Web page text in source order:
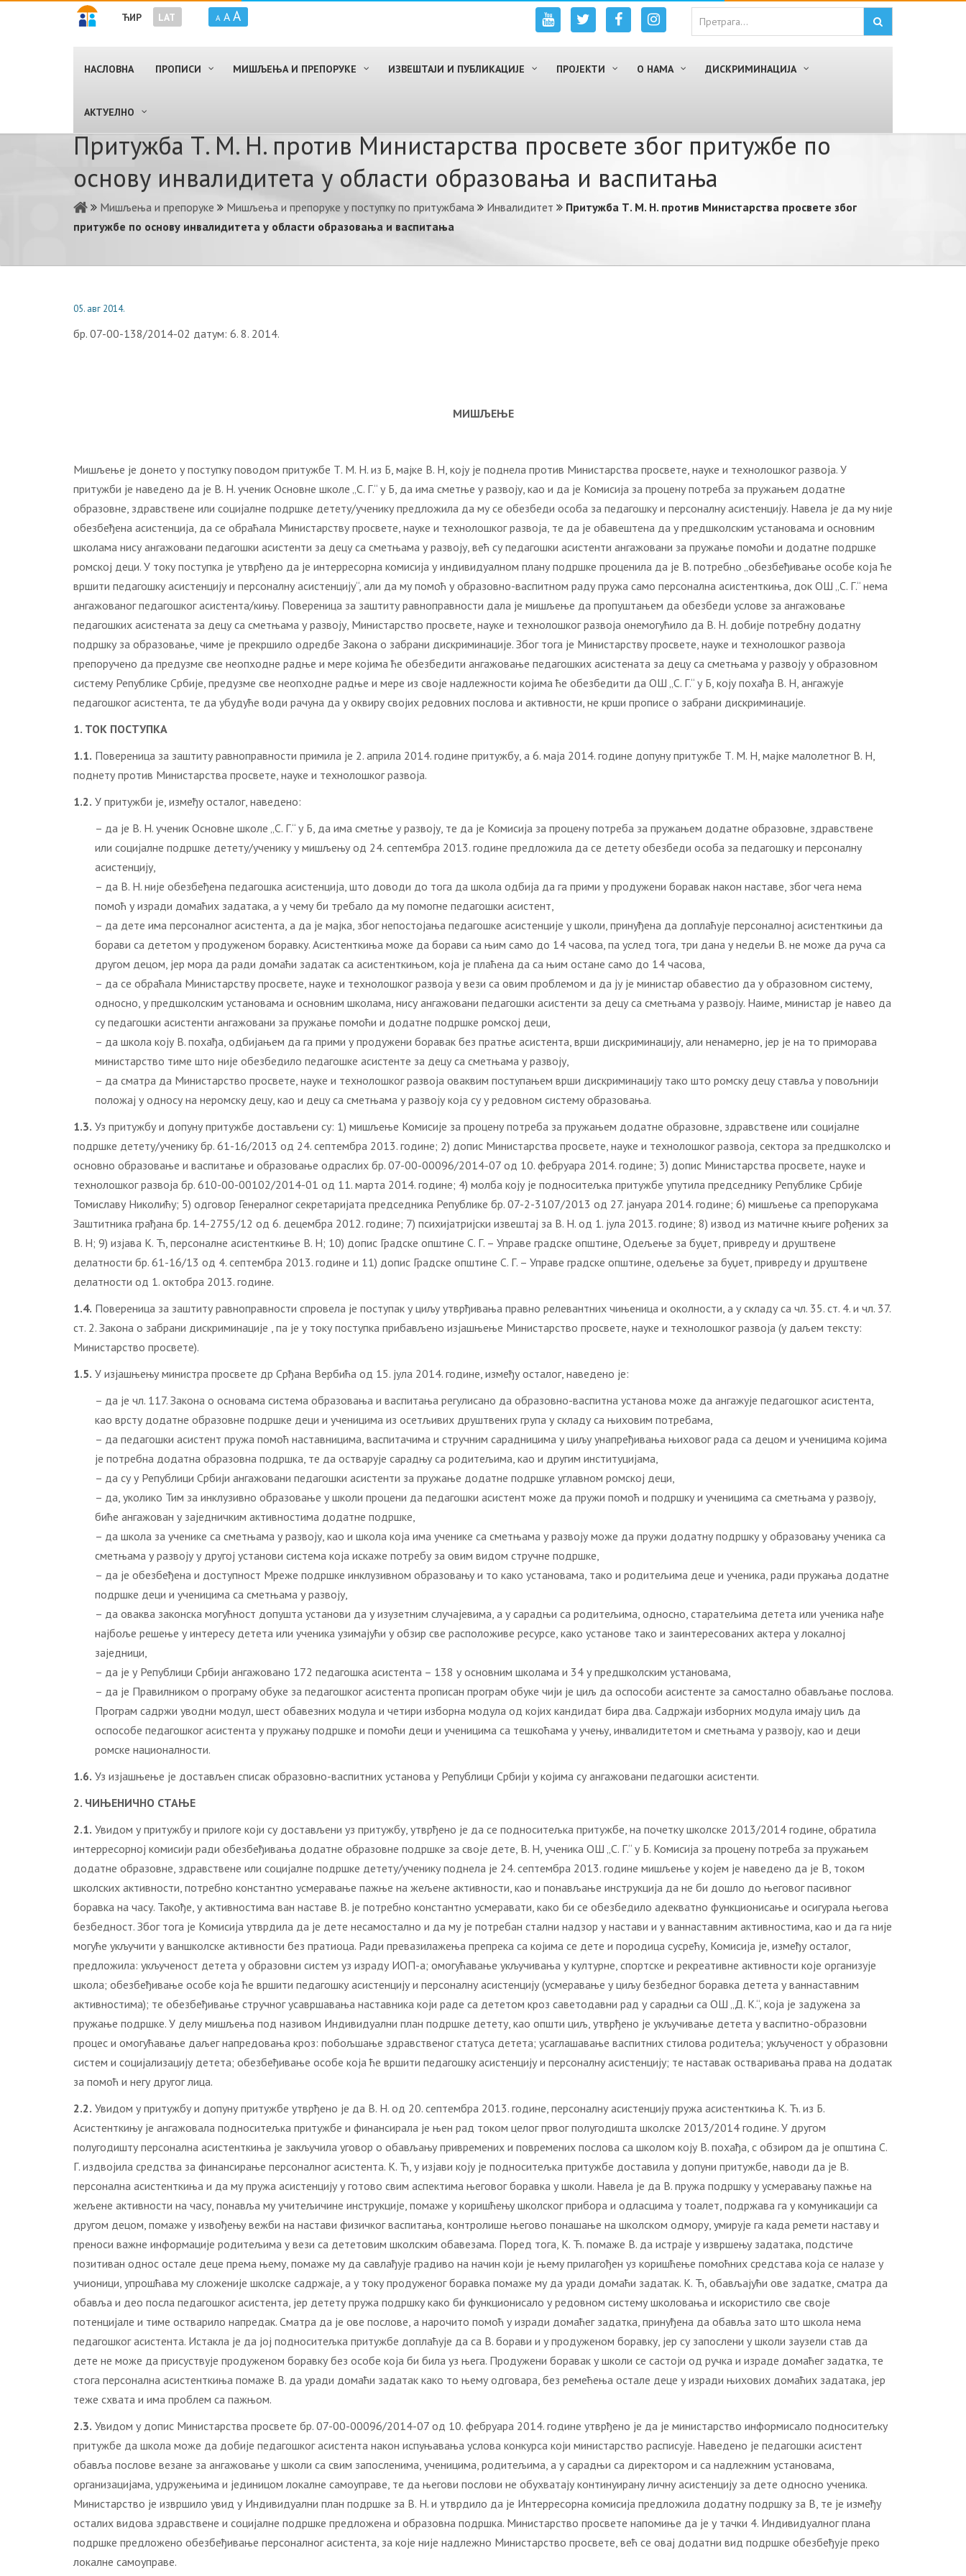
ЋИР LAT A A A
НАСЛОВНА ПРОПИСИ МИШЉЕЊА И ПРЕПОРУКЕ ИЗВЕШТАЈИ И ПУБЛИКАЦИЈЕ ПРОЈЕКТИ О НАМА ДИСКРИМИНАЦИЈА
AКТУЕЛНО
Притужба Т. М. Н. против Министарства просвете због притужбе по
основу инвалидитета у области образовања и васпитања
Мишљења и препоруке Мишљења и препоруке у поступку по притужбама Инвалидитет
Притужба Т. М. Н. против Министарства просвете због
притужбе по основу инвалидитета у области образовања и васпитања
05. авг 2014.
бр. 07-00-138/2014-02 датум: 6. 8. 2014.
МИШЉЕЊЕ
Мишљење је донето у поступку поводом притужбе Т. М. Н. из Б, мајке В. Н, коју је поднела против Министарства просвете, науке и технолошког развоја. У
притужби је наведено да је В. Н. ученик Основне школе „С. Г.“ у Б, да има сметње у развоју, као и да је Комисија за процену потреба за пружањем додатне
образовне, здравствене или социјалне подршке детету/ученику предложила да му се обезбеди особа за педагошку и персоналну асистенцију. Навела је да му није
обезбеђена асистенција, да се обраћала Министарству просвете, науке и технолошког развоја, те да је обавештена да у предшколским установама и основним
школама нису ангажовани педагошки асистенти за децу са сметњама у развоју, већ су педагошки асистенти ангажовани за пружање помоћи и додатне подршке
ромској деци. У току поступка је утврђено да је интерресорна комисија у индивидуалном плану подршке проценила да је В. потребно „обезбеђивање особе која ће
вршити педагошку асистенцију и персоналну асистенцију“, али да му помоћ у образовно-васпитном раду пружа само персонална асистенткиња, док ОШ „С. Г.“ нема
ангажованог педагошког асистента/кињу. Повереница за заштиту равноправности дала је мишљење да пропуштањем да обезбеди услове за ангажовање
педагошких асистената за децу са сметњама у развоју, Министарство просвете, науке и технолошког развоја онемогућило да В. Н. добије потребну додатну
подршку за образовање, чиме је прекршило одредбе Закона о забрани дискриминације. Због тога је Министарству просвете, науке и технолошког развоја
препоручено да предузме све неопходне радње и мере којима ће обезбедити ангажовање педагошких асистената за децу са сметњама у развоју у образовном
систему Републике Србије, предузме све неопходне радње и мере из своје надлежности којима ће обезбедити да ОШ „С. Г.“ у Б, коју похађа В. Н, ангажује
педагошког асистента, те да убудуће води рачуна да у оквиру својих редовних послова и активности, не крши прописе о забрани дискриминације.
1. ТОК ПОСТУПКА
1.1. Повереница за заштиту равноправности примила је 2. априла 2014. године притужбу, а 6. маја 2014. године допуну притужбе Т. М. Н, мајке малолетног В. Н,
поднету против Министарства просвете, науке и технолошког развоја.
1.2. У притужби је, између осталог, наведено:
– да је В. Н. ученик Основне школе „С. Г.“ у Б, да има сметње у развоју, те да је Комисија за процену потреба за пружањем додатне образовне, здравствене
или социјалне подршке детету/ученику у мишљењу од 24. септембра 2013. године предложила да се детету обезбеди особа за педагошку и персоналну
асистенцију,
– да В. Н. није обезбеђена педагошка асистенција, што доводи до тога да школа одбија да га прими у продужени боравак након наставе, због чега нема
помоћ у изради домаћих задатака, а у чему би требало да му помогне педагошки асистент,
– да дете има персоналног асистента, а да је мајка, због непостојања педагошке асистенције у школи, принуђена да доплаћује персоналној асистенткињи да
борави са дететом у продуженом боравку. Асистенткиња може да борави са њим само до 14 часова, па услед тога, три дана у недељи В. не може да руча са
другом децом, јер мора да ради домаћи задатак са асистенткињом, која је плаћена да са њим остане само до 14 часова,
– да се обраћала Министарству просвете, науке и технолошког развоја у вези са овим проблемом и да ју је министар обавестио да у образовном систему,
односно, у предшколским установама и основним школама, нису ангажовани педагошки асистенти за децу са сметњама у развоју. Наиме, министар је навео да
су педагошки асистенти ангажовани за пружање помоћи и додатне подршке ромској деци,
– да школа коју В. похађа, одбијањем да га прими у продужени боравак без пратње асистента, врши дискриминацију, али ненамерно, јер је на то приморава
министарство тиме што није обезбедило педагошке асистенте за децу са сметњама у развоју,
– да сматра да Министарство просвете, науке и технолошког развоја оваквим поступањем врши дискриминацију тако што ромску децу ставља у повољнији
положај у односу на неромску децу, као и децу са сметњама у развоју која су у редовном систему образовања.
1.3. Уз притужбу и допуну притужбе достављени су: 1) мишљење Комисије за процену потреба за пружањем додатне образовне, здравствене или социјалне
подршке детету/ученику бр. 61-16/2013 од 24. септембра 2013. године; 2) допис Министарства просвете, науке и технолошког развоја, сектора за предшколско и
основно образовање и васпитање и образовање одраслих бр. 07-00-00096/2014-07 од 10. фебруара 2014. године; 3) допис Министарства просвете, науке и
технолошког развоја бр. 610-00-00102/2014-01 од 11. марта 2014. године; 4) молба коју је подноситељка притужбе упутила председнику Републике Србије
Томиславу Николићу; 5) одговор Генералног секретаријата председника Републике бр. 07-2-3107/2013 од 27. јануара 2014. године; 6) мишљење са препорукама
Заштитника грађана бр. 14-2755/12 од 6. децембра 2012. године; 7) психијатријски извештај за В. Н. од 1. јула 2013. године; 8) извод из матичне књиге рођених за
В. Н; 9) изјава К. Ћ, персоналне асистенткиње В. Н; 10) допис Градске општине С. Г. – Управе градске општине, Одељење за буџет, привреду и друштвене
делатности бр. 61-16/13 од 4. септембра 2013. године и 11) допис Градске општине С. Г. – Управе градске општине, одељење за буџет, привреду и друштвене
делатности од 1. октобра 2013. године.
1.4. Повереница за заштиту равноправности спровела је поступак у циљу утврђивања правно релевантних чињеница и околности, a у складу са чл. 35. ст. 4. и чл. 37.
ст. 2. Закона о забрани дискриминације , па је у току поступка прибављено изјашњење Министарство просвете, науке и технолошког развоја (у даљем тексту:
Министарство просвете).
1.5. У изјашњењу министра просвете др Срђана Вербића од 15. јула 2014. године, између осталог, наведено је:
– да је чл. 117. Закона о основама система образовања и васпитања регулисано да образовно-васпитна установа може да ангажује педагошког асистента,
као врсту додатне образовне подршке деци и ученицима из осетљивих друштвених група у складу са њиховим потребама,
– да педагошки асистент пружа помоћ наставницима, васпитачима и стручним сарадницима у циљу унапређивања њиховог рада са децом и ученицима којима
је потребна додатна образовна подршка, те да остварује сарадњу са родитељима, као и другим институцијама,
– да су у Републици Србији ангажовани педагошки асистенти за пружање додатне подршке углавном ромској деци,
– да, уколико Тим за инклузивно образовање у школи процени да педагошки асистент може да пружи помоћ и подршку и ученицима са сметњама у развоју,
биће ангажован у заједничким активностима додатне подршке,
– да школа за ученике са сметњама у развоју, као и школа која има ученике са сметњама у развоју може да пружи додатну подршку у образовању ученика са
сметњама у развоју у другој установи система која искаже потребу за овим видом стручне подршке,
– да је обезбеђена и доступност Мреже подршке инклузивном образовању и то како установама, тако и родитељима деце и ученика, ради пружања додатне
подршке деци и ученицима са сметњама у развоју,
– да оваква законска могућност допушта установи да у изузетним случајевима, а у сарадњи са родитељима, односно, старатељима детета или ученика нађе
најбоље решење у интересу детета или ученика узимајући у обзир све расположиве ресурсе, како установе тако и заинтересованих актера у локалној
заједници,
– да је у Републици Србији ангажовано 172 педагошка асистента – 138 у основним школама и 34 у предшколским установама,
– да је Правилником о програму обуке за педагошког асистента прописан програм обуке чији је циљ да оспособи асистенте за самостално обављање послова.
Програм садржи уводни модул, шест обавезних модула и четири изборна модула од којих кандидат бира два. Садржаји изборних модула имају циљ да
оспособе педагошког асистента у пружању подршке и помоћи деци и ученицима са тешкоћама у учењу, инвалидитетом и сметњама у развоју, као и деци
ромске националности.
1.6. Уз изјашњење је достављен списак образовно-васпитних установа у Републици Србији у којима су ангажовани педагошки асистенти.
2. ЧИЊЕНИЧНО СТАЊЕ
2.1. Увидом у притужбу и прилоге који су достављени уз притужбу, утврђено је да се подноситељка притужбе, на почетку школске 2013/2014 године, обратила
интерресорној комисији ради обезбеђивања додатне образовне подршке за своје дете, В. Н, ученика ОШ „С. Г.“ у Б. Комисија за процену потреба за пружањем
додатне образовне, здравствене или социјалне подршке детету/ученику поднела је 24. септембра 2013. године мишљење у којем је наведено да је В, током
школских активности, потребно константно усмеравање пажње на жељене активности, као и понављање инструкција да не би дошло до његовог пасивног
боравка на часу. Такође, у активностима ван наставе В. је потребно константно усмеравати, како би се обезбедило адекватно функционисање и осигурала његова
безбедност. Због тога је Комисија утврдила да је дете несамостално и да му је потребан стални надзор у настави и у ваннаставним активностима, као и да га није
могуће укључити у ваншколске активности без пратиоца. Ради превазилажења препрека са којима се дете и породица сусрећу, Комисија је, између осталог,
предложила: укљученост детета у образовни систем уз израду ИОП-а; омогућавање укључивања у културне, спортске и рекреативне активности које организује
школа; обезбеђивање особе која ће вршити педагошку асистенцију и персоналну асистенцију (усмеравање у циљу безбедног боравка детета у ваннаставним
активностима); те обезбеђивање стручног усавршавања наставника који раде са дететом кроз саветодавни рад у сарадњи са ОШ „Д. К.“, која је задужена за
пружање подршке. У делу мишљења под називом Индивидуални план подршке детету, као општи циљ, утврђено је укључивање детета у васпитно-образовни
процес и омогућавање даљег напредовања кроз: побољшање здравственог статуса детета; усаглашавање васпитних стилова родитеља; укљученост у образовни
систем и социјализацију детета; обезбеђивање особе која ће вршити педагошку асистенцију и персоналну асистенцију; те наставак остваривања права на додатак
за помоћ и негу другог лица.
2.2. Увидом у притужбу и допуну притужбе утврђено је да В. Н. од 20. септембра 2013. године, персоналну асистенцију пружа асистенткиња К. Ћ. из Б.
Асистенткињу је ангажовала подноситељка притужбе и финансирала је њен рад током целог првог полугодишта школске 2013/2014 године. У другом
полугодишту персонална асистенткиња је закључила уговор о обављању привремених и повремених послова са школом коју В. похађа, с обзиром да је општина С.
Г. издвојила средства за финансирање персоналног асистента. К. Ћ, у изјави коју је подноситељка притужбе доставила у допуни притужбе, наводи да је В.
персонална асистенткиња и да му пружа асистенцију у готово свим аспектима његовог боравка у школи. Навела је да В. пружа подршку у усмеравању пажње на
жељене активности на часу, понавља му учитељичине инструкције, помаже у коришћењу школског прибора и одласцима у тоалет, подржава га у комуникацији са
другом децом, помаже у извођењу вежби на настави физичког васпитања, контролише његово понашање на школском одмору, умирује га када ремети наставу и
преноси важне информације родитељима у вези са дететовим школским обавезама. Поред тога, К. Ћ. помаже В. да истраје у извршењу задатака, подстиче
позитиван однос остале деце према њему, помаже му да савлађује градиво на начин који је њему прилагођен уз коришћење помоћних средстава која се налазе у
учионици, упрошћава му сложеније школске садржаје, а у току продуженог боравка помаже му да уради домаћи задатак. К. Ћ, обављајући ове задатке, сматра да
обавља и део посла педагошког асистента, јер детету пружа подршку како би функционисало у редовном систему школовања и искористило све своје
потенцијале и тиме остварило напредак. Сматра да је ове послове, а нарочито помоћ у изради домаћег задатка, принуђена да обавља зато што школа нема
педагошког асистента. Истакла је да јој подноситељка притужбе доплаћује да са В. борави и у продуженом боравку, јер су запослени у школи заузели став да
дете не може да присуствује продуженом боравку без особе која би била уз њега. Продужени боравак у школи се састоји од ручка и израде домаћег задатка, те
стога персонална асистенткиња помаже В. да уради домаћи задатак како то њему одговара, без ремећења остале деце у изради њихових домаћих задатака, јер
теже схвата и има проблем са пажњом.
2.3. Увидом у допис Министарства просвете бр. 07-00-00096/2014-07 од 10. фебруара 2014. године утврђено је да је министарство информисало подноситељку
притужбе да школа може да добије педагошког асистента након испуњавања услова конкурса који министарство расписује. Наведено је педагошки асистент
обавља послове везане за ангажовање у школи са свим запосленима, ученицима, родитељима, а у сарадњи са директором и са надлежним установама,
организацијама, удружењима и јединицом локалне самоуправе, те да његови послови не обухватају континуирану личну асистенцију за дете односно ученика.
Министарство је извршило увид у Индивидуални план подршке за В. Н. и утврдило да је Интерресорна комисија предложила додатну подршку за В, те је између
осталих видова здравствене и социјалне подршке предложена и образовна подршка. Министарство просвете напомиње да је у тачки 4. Индивидуалног плана
подршке предложено обезбеђивање персоналног асистента, за које није надлежно Министарство просвете, већ се овај додатни вид подршке обезбеђује преко
локалне самоуправе.